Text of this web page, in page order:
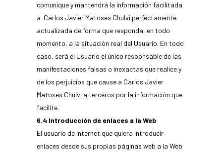
comunique y mantendrá la información facilitada
a Carlos Javier Matoses Chulvi perfectamente
actualizada de forma que responda, en todo
momento, a la situación real del Usuario. En todo
caso, será el Usuario el único responsable de las
manifestaciones falsas o inexactas que realice y
de los perjuicios que cause a Carlos Javier
Matoses Chulvi a terceros por la información que
facilite.
6.4 Introducción de enlaces a la Web
El usuario de Internet que quiera introducir
enlaces desde sus propias páginas web a la Web